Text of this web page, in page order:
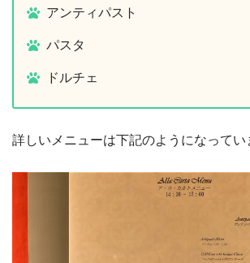
アンティパスト
パスタ
ドルチェ
詳しいメニューは下記のようになってい